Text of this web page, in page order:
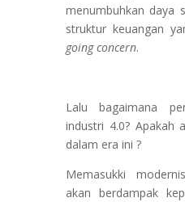
menumbuhkan daya
struktur keuangan
going concern.
Lalu bagaimana
industri 4.0? Apakah
dalam era ini ?
Memasukki
akan berdampak